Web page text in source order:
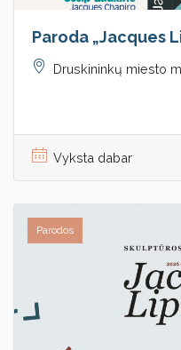
Paroda „Jacques
Druskininkų miesto
Vyksta dabar
Parodos